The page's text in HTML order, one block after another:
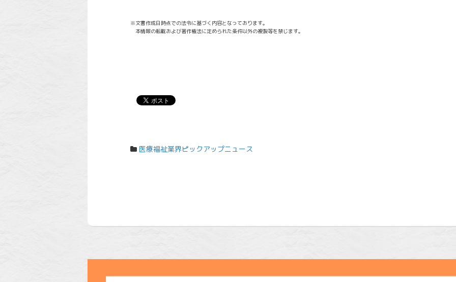
※文書作成日時点での法令に基づく内容となっております。
本情報の転載および著作権法に定められた条件以外の複製等を禁じます。
医療福祉業界ピックアップニュース